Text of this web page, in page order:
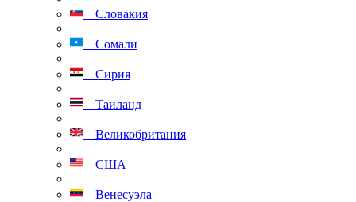
Словакия
Сомали
Сирия
Таиланд
Великобритания
США
Венесуэла